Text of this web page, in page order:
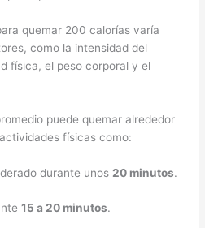
quemar 200 calorías varía
como la intensidad del
física, el peso corporal y el
puede quemar alrededor
físicas como:
durante unos 20 minutos.
15 a 20 minutos.